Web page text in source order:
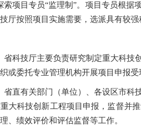
索项目专员“监理制”。项目专员根据
厅按照项目实施需要，选派具有较
省科技厅主要负责研究制定重大科技
或委托专业管理机构开展项目申报
省直有关部门（单位）、各设区市科
大科技创新工程项目申报，监督并
、绩效评价和评估监督等工作。